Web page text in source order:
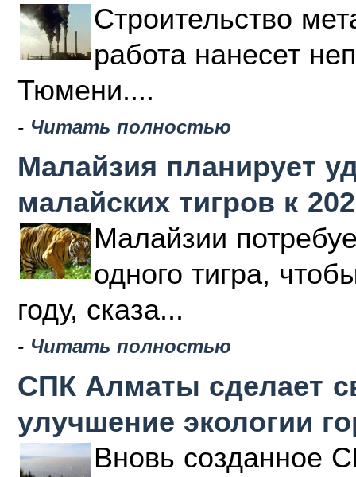
Строительство
работа нанесет
Тюмени....
- Читать полностью
Малайзия планирует
малайских тигров к
Малайзии
одного тигра,
году, сказа...
- Читать полностью
СПК Алматы сделает
улучшение экологии
Вновь созданное